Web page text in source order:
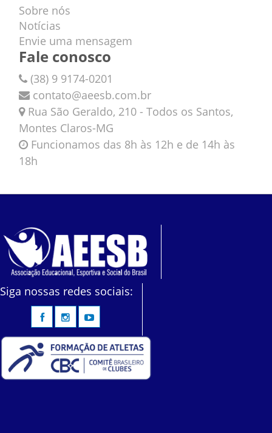
Sobre nós
Notícias
Envie uma mensagem
Fale conosco
(38) 9 9174-0201
contato@aeesb.com.br
Rua São Geraldo, 210 - Todos os Santos,
Montes Claros-MG
Funcionamos das 8h às 12h e de 14h às
18h
Siga nossas redes sociais: